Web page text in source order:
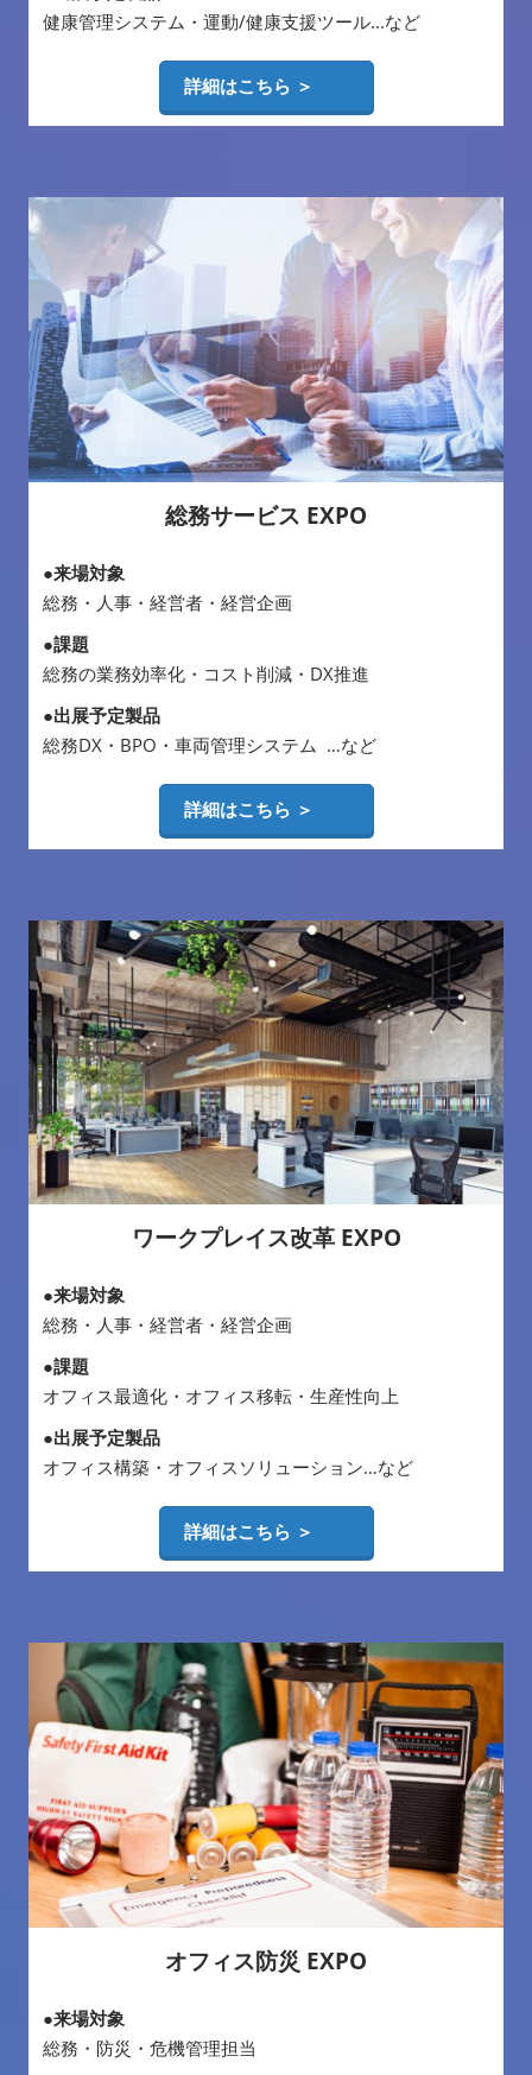
健康管理システム・運動/健康支援ツール...など
詳細はこちら ＞
総務サービス EXPO
●来場対象
総務・人事・経営者・経営企画
●課題
総務の業務効率化・コスト削減・DX推進
●出展予定製品
総務DX・BPO・車両管理システム …など
詳細はこちら ＞
ワークプレイス改革 EXPO
●来場対象
総務・人事・経営者・経営企画
●課題
オフィス最適化・オフィス移転・生産性向上
●出展予定製品
オフィス構築・オフィスソリューション…など
詳細はこちら ＞
オフィス防災 EXPO
●来場対象
総務・防災・危機管理担当